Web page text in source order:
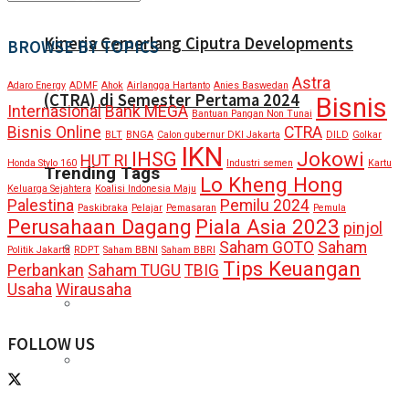
Kinerja Cemerlang Ciputra Developments
(CTRA) di Semester Pertama 2024
Trending Tags
BROWSE BY TOPICS
Adaro Energy ADMF Ahok Airlangga Hartanto Anies Baswedan Astra
Internasional Bank MEGA Bantuan Pangan Non Tunai Bisnis
Bisnis Online BLT BNGA Calon gubernur DKI Jakarta CTRA DILD Golkar
Honda Stylo 160 HUT RI IHSG IKN Industri semen Jokowi Kartu
Keluarga Sejahtera Koalisi Indonesia Maju Lo Kheng Hong
Palestina Paskibraka Pelajar Pemasaran Pemilu 2024 Pemula
Perusahaan Dagang Piala Asia 2023 pinjol
Politik Jakarta RDPT Saham BBNI Saham BBRI Saham GOTO Saham
Perbankan Saham TUGU TBIG Tips Keuangan
Usaha Wirausaha
FOLLOW US